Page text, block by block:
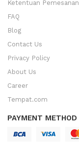
Ketentuan Pemesanan
FAQ
Blog
Contact Us
Privacy Policy
About Us
Career
Tempat.com
PAYMENT METHOD